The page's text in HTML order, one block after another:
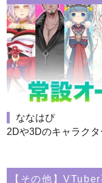
ななはぴ
2Dや3Dのキャラクタ
【その他】